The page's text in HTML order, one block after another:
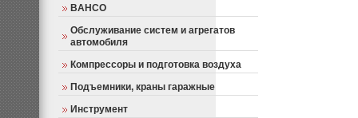
BAHCO
Обслуживание систем и агрегатов
автомобиля
Компрессоры и подготовка воздуха
Подъемники, краны гаражные
Инструмент